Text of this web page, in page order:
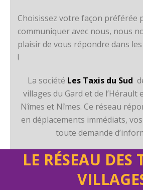
Choisissez votre façon préférée
communiquer avec nous, nous
plaisir de vous répondre dans
!
La société Les Taxis du Sud
villages du Gard et de l’Hérault
Nîmes et Nîmes. Ce réseau
en déplacements immédiats,
toute demande
LE RÉSEAU DES